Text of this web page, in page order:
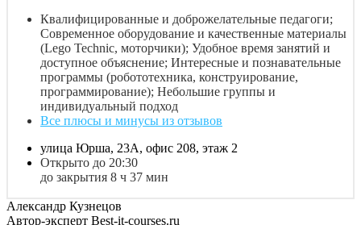
Квалифицированные и доброжелательные педагоги;
Современное оборудование и качественные материалы
(Lego Technic, моторчики); Удобное время занятий и
доступное объяснение; Интересные и познавательные
программы (робототехника, конструирование,
программирование); Небольшие группы и
индивидуальный подход
Все плюсы и минусы из отзывов
улица Юрша, 23А, офис 208, этаж 2
Открыто до 20:30
до закрытия 8 ч 37 мин
Александр Кузнецов
Автор-эксперт Best-it-courses.ru